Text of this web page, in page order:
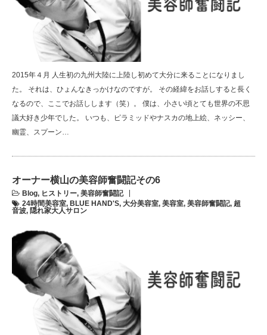
2015年４月 人生初の九州大陸に上陸し初めて大分に来ることになりまし
た。 それは、ひょんなきっかけなのですが。 その経緯をお話しすると長く
なるので、ここでお話しします（笑）。 僕は、小さい頃とても世界の不思
議大好き少年でした。 いつも、ピラミッドやナスカの地上絵、ネッシー、
幽霊、スプーン…
オーナー横山の美容師奮闘記その6
Blog, ヒストリー, 美容師奮闘記
24時間美容室, BLUE HAND'S, 大分美容室, 美容室, 美容師奮闘記, 超
音波, 隠れ家大人サロン